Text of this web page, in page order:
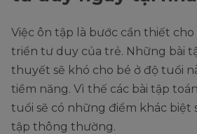
Việc ôn tập là bước cần thiết
triển tư duy của trẻ. Những bài
thuyết sẽ khó cho bé ở độ tuổi
tiềm năng. Vì thế các bài tập
tuổi sẽ có những điểm khác biệt
tập thông thường.